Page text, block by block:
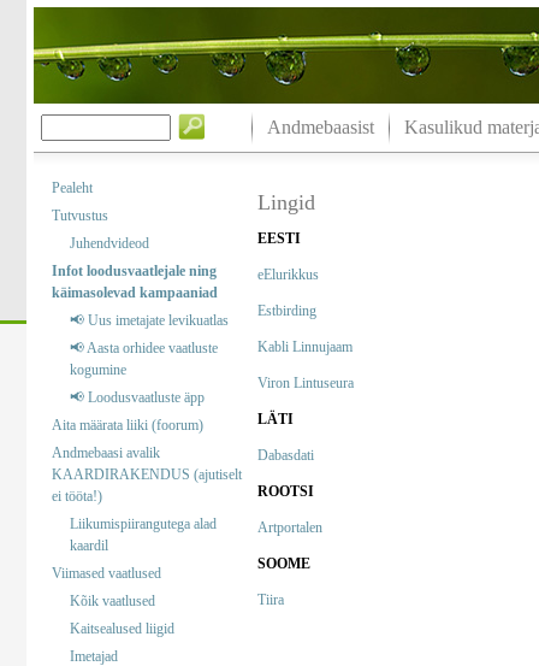
Andmebaasist Kasulikud
Pealeht
Tutvustus
Juhendvideod
Infot loodusvaatlejale ning
käimasolevad kampaaniad
📢 Uus imetajate levikuatlas
📢 Aasta orhidee vaatluste
kogumine
📢 Loodusvaatluste äpp
Aita määrata liiki (foorum)
Andmebaasi avalik
KAARDIRAKENDUS (ajutiselt
ei tööta!)
Liikumispiirangutega alad
kaardil
Viimased vaatlused
Kõik vaatlused
Kaitsealused liigid
Imetajad
Lingid
EESTI
eElurikkus
Estbirding
Kabli Linnujaam
Viron Lintuseura
LÄTI
Dabasdati
ROOTSI
Artportalen
SOOME
Tiira